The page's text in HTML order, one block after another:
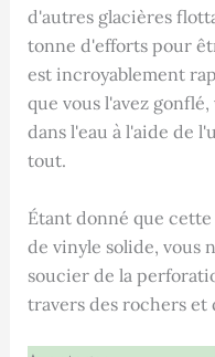
d'autres glacières
tonne d'efforts pour
est incroyablement
que vous l'avez
dans l'eau à l'aide de
tout.
Étant donné que
de vinyle solide, vous
soucier de la
travers des rochers et